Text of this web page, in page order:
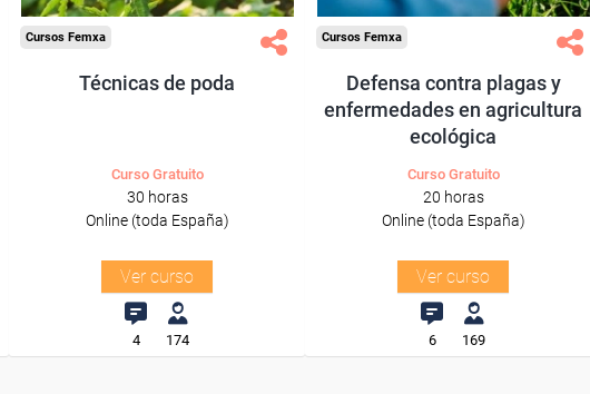
Cursos Femxa
Técnicas de poda
Curso Gratuito
30 horas
Online (toda España)
Ver curso
4 174
Cursos Femxa
Defensa contra plagas y
enfermedades en agricultura
ecológica
Curso Gratuito
20 horas
Online (toda España)
Ver curso
6 169